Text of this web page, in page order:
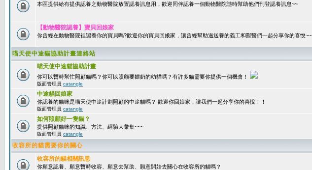
本區提供給有提供認養之動物醫院放置認養訊息用，歡迎同伴認養一個動物醫院隨時幫助他們刊登認養訊息~~
【動物醫院認養】寶貝回娘家
你曾經在動物醫院裡認養你的寶貝嗎?歡迎你的寶貝回娘家，讓曾經幫助過送養的義工和獸醫們一起分享你的喜悅~~
喵天使中途貓協助計畫連絡站
喵天使中途貓協助計畫
你可以暫時幫忙照顧貓嗎？你可以照顧要餵奶的幼貓嗎？有許多貓需要你提供一個機會！
版面管理員 catangle
中途貓回娘家
你認養的貓咪是喵天使中途計劃照顧的中途貓嗎？ 歡迎你回娘家，讓我們一起分享你的喜悅！！
版面管理員 catangle
如何照顧好一隻貓？
提供照顧貓咪的知識、方法、經驗大彙集~~~
版面管理員 catangle
收容所的貓需要你的關心
收容所的貓相關訊息
你願意認養、願意暫時收容、願意去幫助、願意開始去關心在收容所的貓嗎？